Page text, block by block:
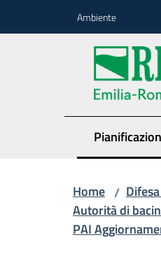
Ambiente
Home /
Autorità di
PAI